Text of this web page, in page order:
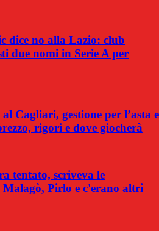
dice no alla Lazio: club
due nomi in Serie A per
Cagliari, gestione per l’asta e
rigori e dove giocherà
tentato, scriveva le
Pirlo e c'erano altri